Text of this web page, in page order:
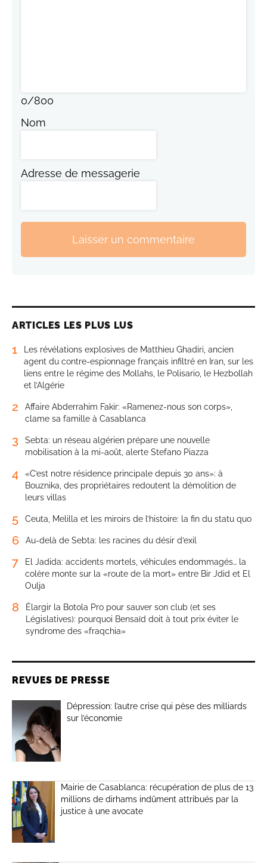
0/800
Nom
Adresse de messagerie
Laisser un commentaire
ARTICLES LES PLUS LUS
1
Les révélations explosives de Matthieu Ghadiri, ancien
agent du contre-espionnage français infiltré en Iran, sur les
liens entre le régime des Mollahs, le Polisario, le Hezbollah
et l’Algérie
2
Affaire Abderrahim Fakir: «Ramenez-nous son corps»,
clame sa famille à Casablanca
3
Sebta: un réseau algérien prépare une nouvelle
mobilisation à la mi-août, alerte Stefano Piazza
4
«C’est notre résidence principale depuis 30 ans»: à
Bouznika, des propriétaires redoutent la démolition de
leurs villas
5 Ceuta, Melilla et les miroirs de l’histoire: la fin du statu quo
6 Au-delà de Sebta: les racines du désir d’exil
7
El Jadida: accidents mortels, véhicules endommagés… la
colère monte sur la «route de la mort» entre Bir Jdid et El
Oulja
8
Élargir la Botola Pro pour sauver son club (et ses
Législatives): pourquoi Bensaïd doit à tout prix éviter le
syndrome des «fraqchia»
REVUES DE PRESSE
Dépression: l’autre crise qui pèse des milliards
sur l’économie
Mairie de Casablanca: récupération de plus de 13
millions de dirhams indûment attribués par la
justice à une avocate